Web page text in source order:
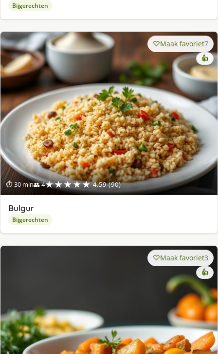
Bijgerechten
⏱ 30 min👥 4★★★★★ 4.59 (90)
Maak favoriet7
👍
Bulgur
Bijgerechten
Maak favoriet3
👍